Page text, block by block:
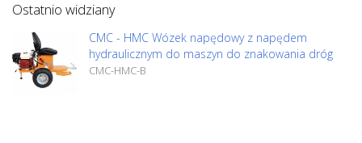
Ostatnio widziany
CMC - HMC Wózek napędowy z napędem
hydraulicznym do maszyn do znakowania dróg
CMC-HMC-B